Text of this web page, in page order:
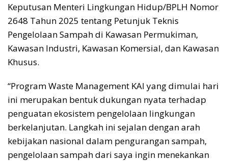
Keputusan Menteri Lingkungan Hidup/BPLH Nomor
2648 Tahun 2025 tentang Petunjuk Teknis
Pengelolaan Sampah di Kawasan Permukiman,
Kawasan Industri, Kawasan Komersial, dan Kawasan
Khusus.
“Program Waste Management KAI yang dimulai hari
ini merupakan bentuk dukungan nyata terhadap
penguatan ekosistem pengelolaan lingkungan
berkelanjutan. Langkah ini sejalan dengan arah
kebijakan nasional dalam pengurangan sampah,
pengelolaan sampah dari saya ingin menekankan